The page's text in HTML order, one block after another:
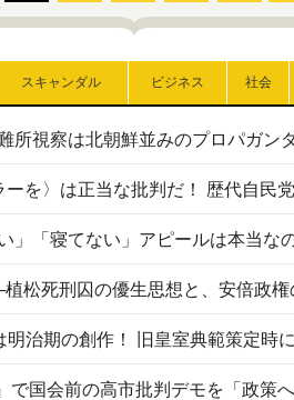
スキャンダル ビジネス 社会